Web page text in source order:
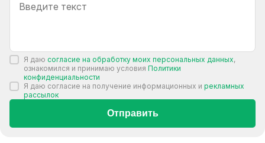
Я даю согласие на обработку моих персональных данных,
ознакомился и принимаю условия Политики
конфиденциальности
Я даю согласие на получение информационных и рекламных
рассылок
Отправить